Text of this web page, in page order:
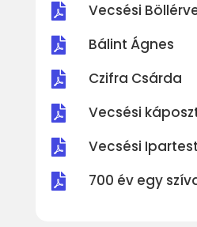

Vecsési

Bálint Ágnes

Czifra Csárda

Vecsési

Vecsési

700 év egy